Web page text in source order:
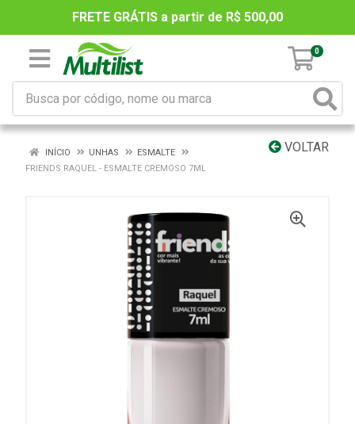
FRETE GRÁTIS a partir de R$ 500,00
0
VOLTAR
INÍCIO UNHAS
ESMALTE
FRIENDS RAQUEL - ESMALTE CREMOSO 7ML